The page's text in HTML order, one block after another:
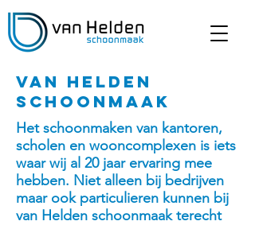
Van helden
schoonmaak
Het schoonmaken van kantoren,
scholen en wooncomplexen is iets
waar wij al 20 jaar ervaring mee
hebben. Niet alleen bij bedrijven
maar ook particulieren kunnen bij
van Helden schoonmaak terecht